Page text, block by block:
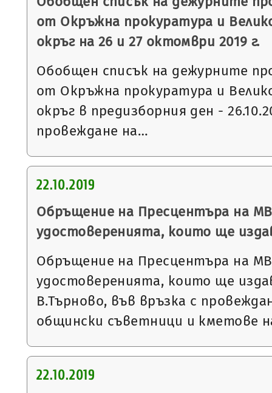
от Окръжна прокуратура и
окръг на 26 и 27 октомври 2019 г.
Обобщен списък на дежурните
от Окръжна прокуратура и
окръг в предизборния ден -
провеждане на…
22.10.2019
Обръщение на Пресцентъра на
удостоверенията, които ще
Обръщение на Пресцентъра на
удостоверенията, които ще
В.Търново, във връзка с
общински съветници и кметове
22.10.2019